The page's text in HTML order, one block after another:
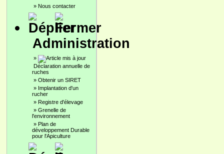
» Nous contacter
Administration
»
Déclaration annuelle de
ruches
» Obtenir un SIRET
» Implantation d'un
rucher
» Registre d'élevage
» Grenelle de
l'environnement
» Plan de
développement Durable
pour l'Apiculture